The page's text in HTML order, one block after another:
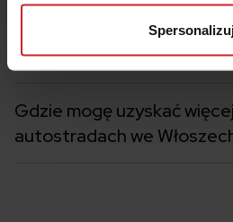
Gdzie mogę kupić
Viacard?
Gdzie mogę uzyskać
autostradach we